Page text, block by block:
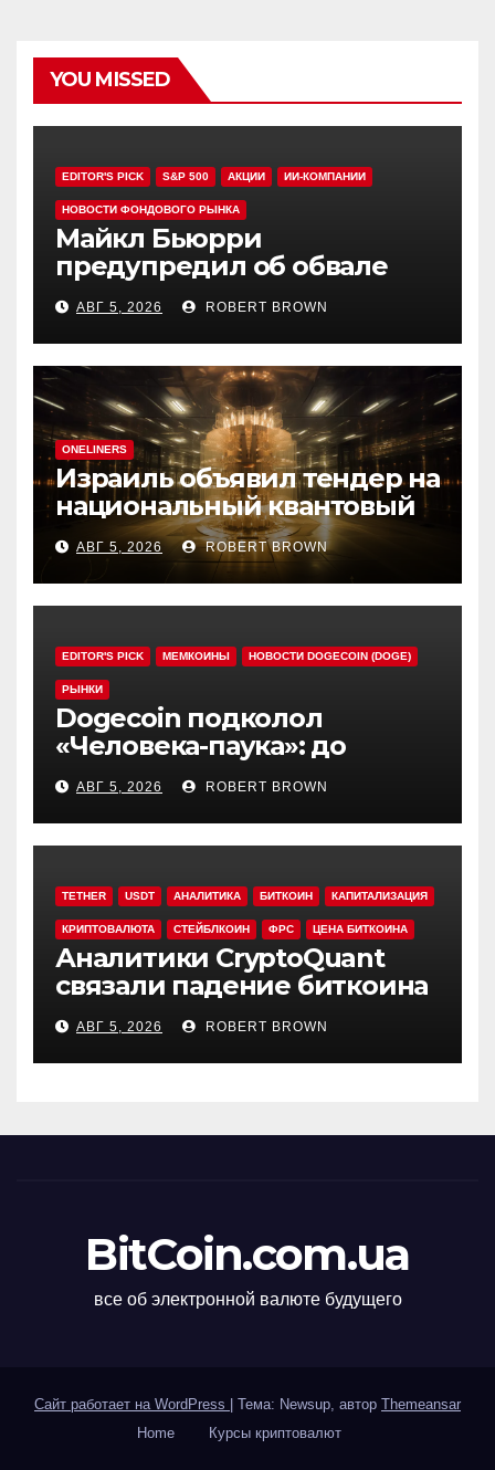
YOU MISSED
EDITOR'S PICK S&P 500 АКЦИИ ИИ-КОМПАНИИ
НОВОСТИ ФОНДОВОГО РЫНКА
Майкл Бьюрри
предупредил об обвале
рынка при рекордном S&P
500
АВГ 5, 2026 ROBERT BROWN
ONELINERS
Израиль объявил тендер на
национальный квантовый
компьютер
АВГ 5, 2026 ROBERT BROWN
EDITOR'S PICK МЕМКОИНЫ НОВОСТИ DOGECOIN (DOGE)
РЫНКИ
Dogecoin подколол
«Человека-паука»: до
мемкоина еще 11 премьер
АВГ 5, 2026 ROBERT BROWN
TETHER USDT АНАЛИТИКА БИТКОИН КАПИТАЛИЗАЦИЯ
КРИПТОВАЛЮТА СТЕЙБЛКОИН ФРС ЦЕНА БИТКОИНА
Аналитики CryptoQuant
связали падение биткоина
с обвалом капитализации
USDT
АВГ 5, 2026 ROBERT BROWN
BitCoin.com.ua
все об электронной валюте будущего
Сайт работает на WordPress Тема: Newsup, автор Themeansar
Home
Курсы криптовалют